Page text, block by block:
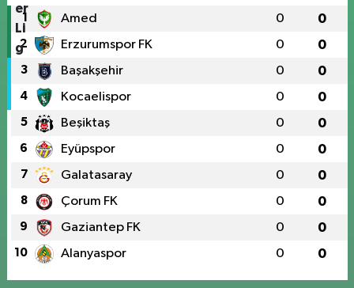
1 Amed 0 0
2 Erzurumspor FK 0 0
3 Başakşehir 0 0
4 Kocaelispor 0 0
5 Beşiktaş 0 0
6 Eyüpspor 0 0
7 Galatasaray 0 0
8 Çorum FK 0 0
9 Gaziantep FK 0 0
10 Alanyaspor 0 0